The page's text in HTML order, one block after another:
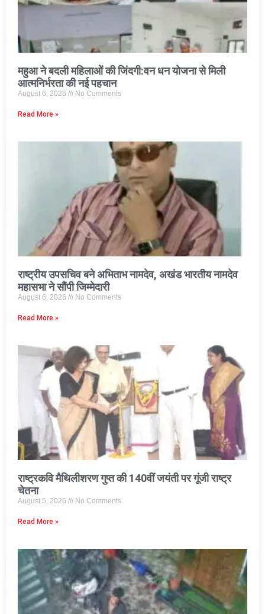
महुआ ने बदली महिलाओं की जिंदगी:वन धन योजना से मिली
आत्मनिर्भरता की नई पहचान
August 6, 2026 No Comments
Read More »
राष्ट्रीय उपसचिव बने अभिताभ नामदेव, अखंड भारतीय नामदेव
महासभा ने सौंपी जिम्मेदारी
August 6, 2026 No Comments
Read More »
राष्ट्रकवि मैथिलीशरण गुप्त की 140वीं जयंती पर गूंजी राष्ट्र
चेतना
August 5, 2026 No Comments
Read More »